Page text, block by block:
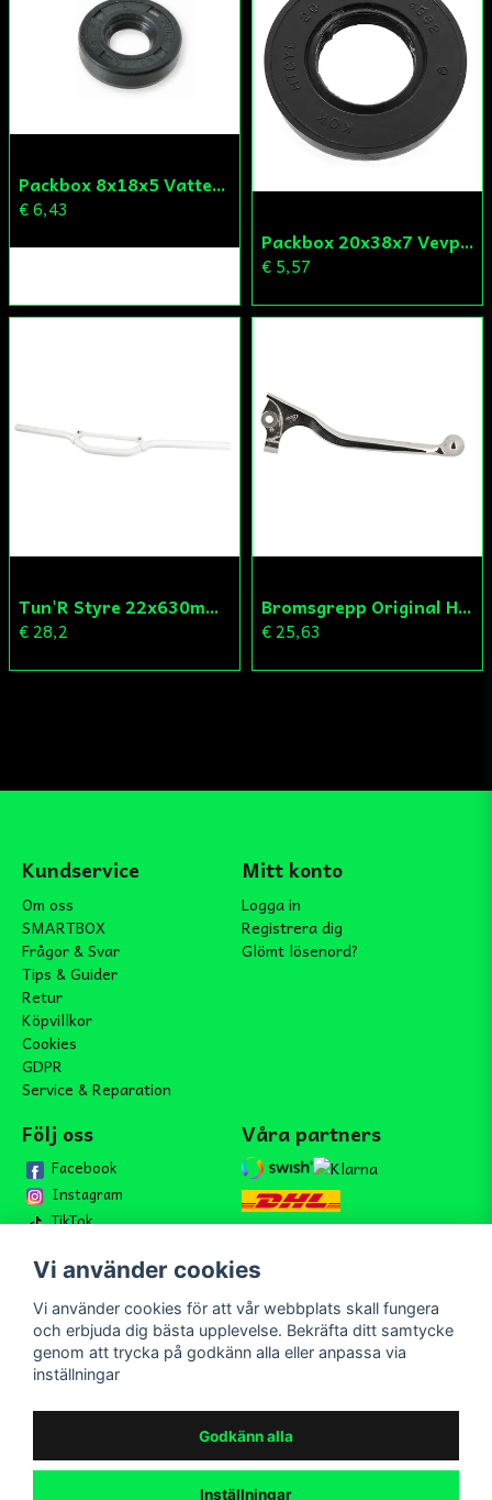
Packbox 8x18x5 Vattenpump Aprilia/Derbi/Gilera (original)
€ 6,43
Packbox 20x38x7 Vevparti Derbi (original)
€ 5,57
Tun'R Styre 22x630mm Vit
€ 28,2
Bromsgrepp Original Hö Peugeot Ludix/Speedfight/Vivacity
€ 25,63
Kundservice
Om oss
SMARTBOX
Frågor & Svar
Tips & Guider
Retur
Köpvillkor
Cookies
GDPR
Service & Reparation
Mitt konto
Logga in
Registrera dig
Glömt lösenord?
Följ oss
Facebook
Instagram
TikTok
Våra partners
Bli medlem i vårt nyhetsbrev
email
Mejladress Skicka
Bli medlem i vårt nyhetsbrev och ta del av våra nyheter och
Vi använder cookies
Vi använder cookies för att vår webbplats skall fungera
och erbjuda dig bästa upplevelse. Bekräfta ditt samtycke
genom att trycka på godkänn alla eller anpassa via
inställningar
Godkänn alla
Inställningar